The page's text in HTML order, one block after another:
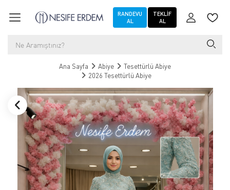
RANDEVU
AL
TEKLIF
AL
Ana Sayfa Abiye
Tesettürlü Abiye
2026 Tesettürlü Abiye